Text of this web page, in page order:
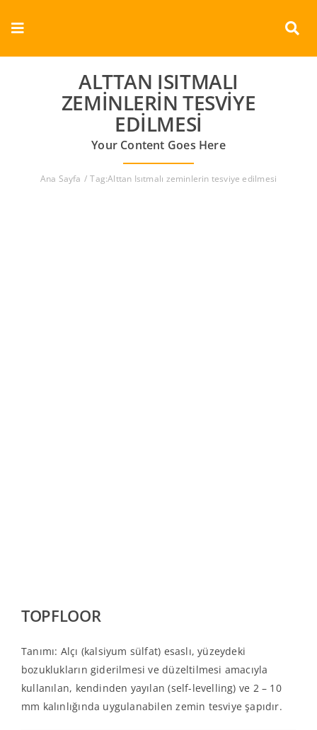
Toggle
Navigation
Kurumsal
Ürünler
Dokümanlar
ALTTAN ISITMALI
ZEMINLERIN TESVIYE
EDILMESI
Your Content Goes Here
Ana Sayfa Tag:Alttan Isıtmalı zeminlerin tesviye edilmesi
TOPFLOOR
Tanımı: Alçı (kalsiyum sülfat) esaslı, yüzeydeki
bozuklukların giderilmesi ve düzeltilmesi amacıyla
kullanılan, kendinden yayılan (self-levelling) ve 2 – 10
mm kalınlığında uygulanabilen zemin tesviye şapıdır.